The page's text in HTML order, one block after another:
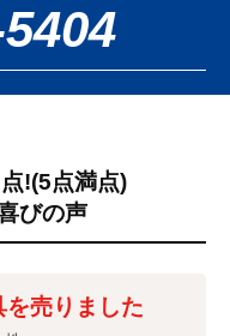
!(5点満点)
びの声
売りました